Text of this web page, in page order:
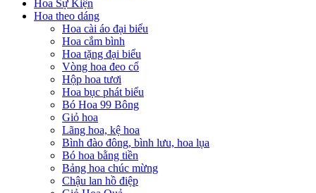
Hoa Sự Kiện
Hoa theo dáng
Hoa cài áo đại biểu
Hoa cắm bình
Hoa tặng đại biểu
Vòng hoa đeo cổ
Hộp hoa tươi
Hoa bục phát biểu
Bó Hoa 99 Bông
Giỏ hoa
Lãng hoa, kệ hoa
Bình đào đông, bình lưu, hoa lụa
Bó hoa bằng tiền
Bảng hoa chúc mừng
Chậu lan hồ điệp